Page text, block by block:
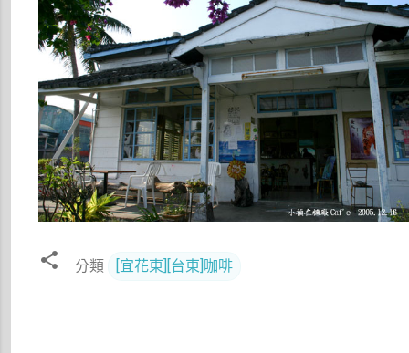
分類 [宜花東][台東]咖啡